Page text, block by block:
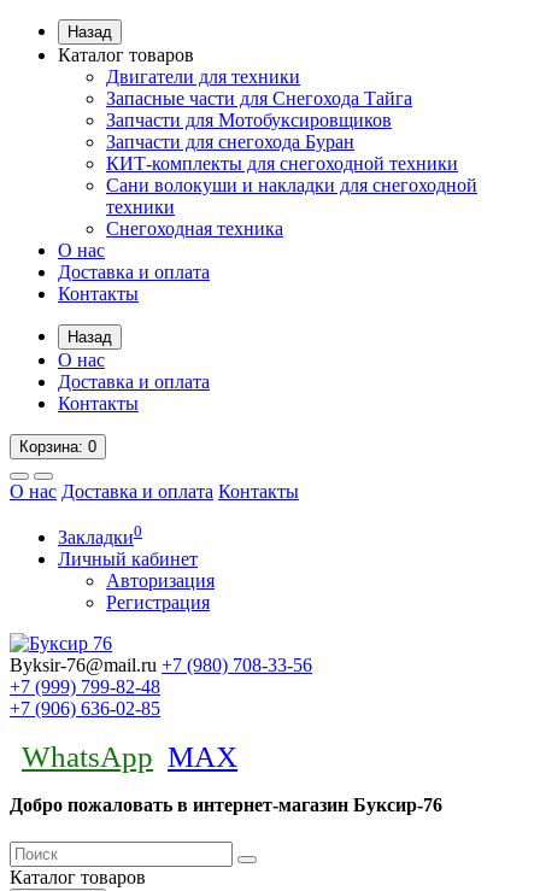
Назад
Каталог товаров
Двигатели для техники
Запасные части для Снегохода Тайга
Запчасти для Мотобуксировщиков
Запчасти для снегохода Буран
КИТ-комплекты для снегоходной техники
Сани волокуши и накладки для снегоходной
техники
Снегоходная техника
О нас
Доставка и оплата
Контакты
Назад
О нас
Доставка и оплата
Контакты
Корзина: 0
О нас Доставка и оплата Контакты
Закладки0
Личный кабинет
Авторизация
Регистрация
Byksir-76@mail.ru +7 (980) 708-33-56
+7 (999) 799-82-48
+7 (906) 636-02-85
WhatsApp MAX
Добро пожаловать в интернет-магазин Буксир-76
Каталог товаров